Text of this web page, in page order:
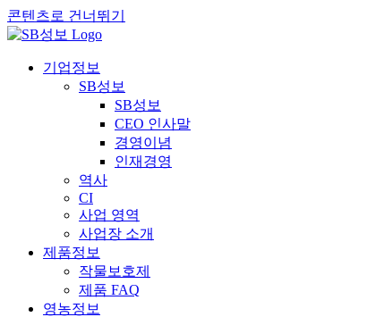
콘텐츠로 건너뛰기
기업정보
SB성보
SB성보
CEO 인사말
경영이념
인재경영
역사
CI
사업 영역
사업장 소개
제품정보
작물보호제
제품 FAQ
영농정보